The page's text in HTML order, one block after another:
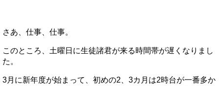
さあ、仕事、仕事。
このところ、土曜日に生徒諸君が来る時間帯が遅くなりまし
た。
3月に新年度が始まって、初めの2、3カ月は2時台が一番多か